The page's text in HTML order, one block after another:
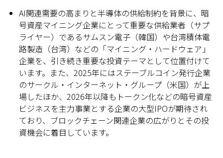
AI関連需要の高まりと半導体の供給制約を背景に、暗
号資産マイニング企業にとって重要な供給業者（サプ
ライヤー）であるサムスン電子（韓国）や台湾積体電
路製造（台湾）などの「マイニング・ハードウェア」
企業を、引き続き重要な投資テーマとして位置付けて
います。また、2025年にはステーブルコイン発行企業
のサークル・インターネット・グループ（米国）が上
場したほか、2026年以降もトークン化などの暗号資産
ビジネスを主力事業とする企業の大型IPOが期待され
ており、ブロックチェーン関連企業の広がりとその投
資機会に着目しています。